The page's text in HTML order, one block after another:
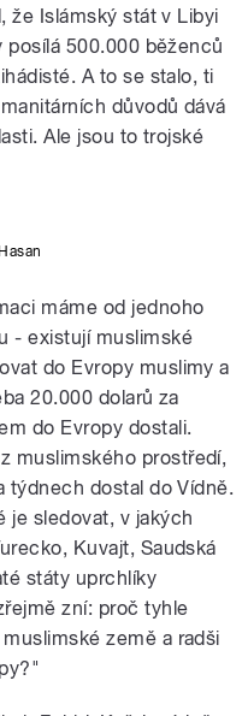
že Islámský stát v Libyi
posílá 500.000 běženců
A to se stalo, ti
důvodů dává
Ale jsou to trojské
máme od jednoho
- existují muslimské
do Evropy muslimy a
20.000 dolarů za
do Evropy dostali.
muslimského prostředí,
týdnech dostal do Vídně.
je sledovat, v jakých
Kuvajt, Saudská
státy uprchlíky
zní: proč tyhle
země a radši